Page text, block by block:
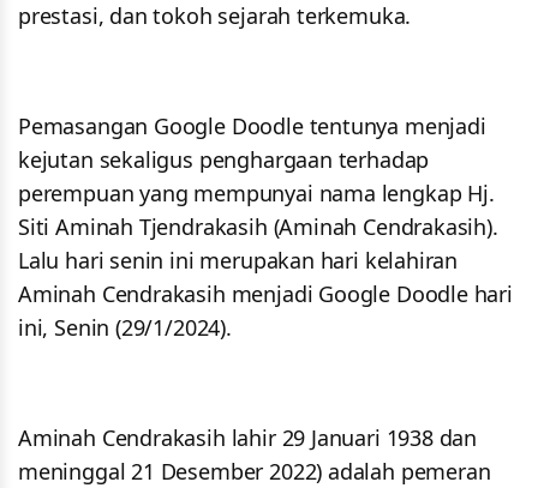
prestasi, dan tokoh sejarah terkemuka.
Pemasangan Google Doodle tentunya menjadi
kejutan sekaligus penghargaan terhadap
perempuan yang mempunyai nama lengkap Hj.
Siti Aminah Tjendrakasih (Aminah Cendrakasih).
Lalu hari senin ini merupakan hari kelahiran
Aminah Cendrakasih menjadi Google Doodle hari
ini, Senin (29/1/2024).
Aminah Cendrakasih lahir 29 Januari 1938 dan
meninggal 21 Desember 2022) adalah pemeran